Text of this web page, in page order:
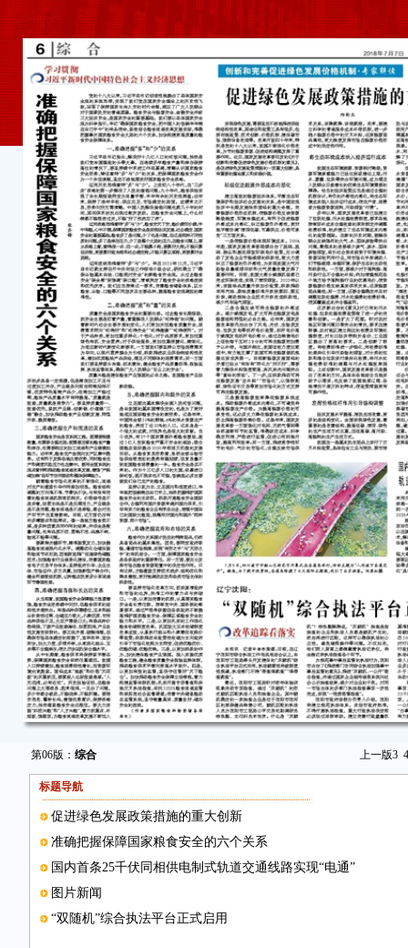
第06版： 综合 上一版3 4
标题导航
促进绿色发展政策措施的重大创新
准确把握保障国家粮食安全的六个关系
国内首条25千伏同相供电制式轨道交通线路实现“电通”
图片新闻
“双随机”综合执法平台正式启用